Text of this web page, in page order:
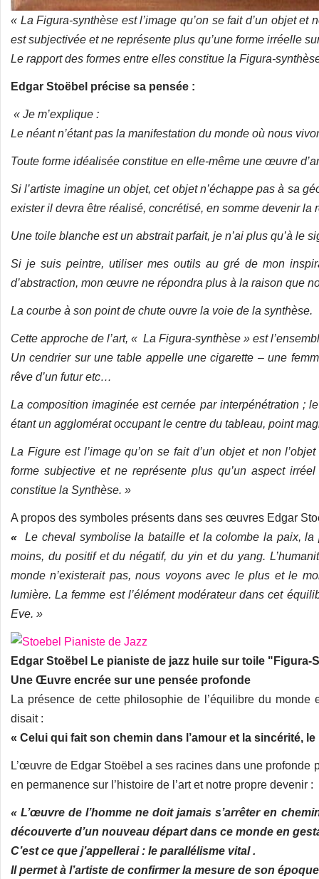
« La Figura-synthèse est l’image qu’on se fait d’un objet
est subjectivée et ne représente plus qu’une forme irréelle
Le rapport des formes entre elles constitue la Figura-
Edgar Stoëbel précise sa pensée :
« Je m’explique :
Le néant n’étant pas la manifestation du monde où nous
Toute forme idéalisée constitue en elle-même une œuvre
Si l’artiste imagine un objet, cet objet n’échappe pas à sa
exister il devra être réalisé, concrétisé, en somme devenir la
Une toile blanche est un abstrait parfait, je n’ai plus qu’à le
Si je suis peintre, utiliser mes outils au gré de mon
d’abstraction, mon œuvre ne répondra plus à la raison que
La courbe à son point de chute ouvre la voie de la synthèse.
Cette approche de l’art, « La Figura-synthèse » est
Un cendrier sur une table appelle une cigarette – une
rêve d’un futur etc…
La composition imaginée est cernée par interpénétration ;
étant un agglomérat occupant le centre du tableau, point
La Figure est l’image qu’on se fait d’un objet et non
forme subjective et ne représente plus qu’un aspect
constitue la Synthèse. »
A propos des symboles présents dans ses œuvres Edgar
« Le cheval symbolise la bataille et la colombe la paix,
moins, du positif et du négatif, du yin et du yang.
monde n’existerait pas, nous voyons avec le plus et le
lumière. La femme est l’élément modérateur dans cet
Eve. »
Edgar Stoëbel Le pianiste de jazz huile sur toile "Figura-
Une Œuvre encrée sur une pensée profonde
La présence de cette philosophie de l’équilibre du
disait :
« Celui qui fait son chemin dans l’amour et la sincérité,
L’œuvre de Edgar Stoëbel a ses racines dans une
en permanence sur l’histoire de l’art et notre propre devenir :
« L’œuvre de l’homme ne doit jamais s’arrêter en
découverte d’un nouveau départ dans ce monde en
C’est ce que j’appellerai : le parallélisme vital .
Il permet à l’artiste de confirmer la mesure de son